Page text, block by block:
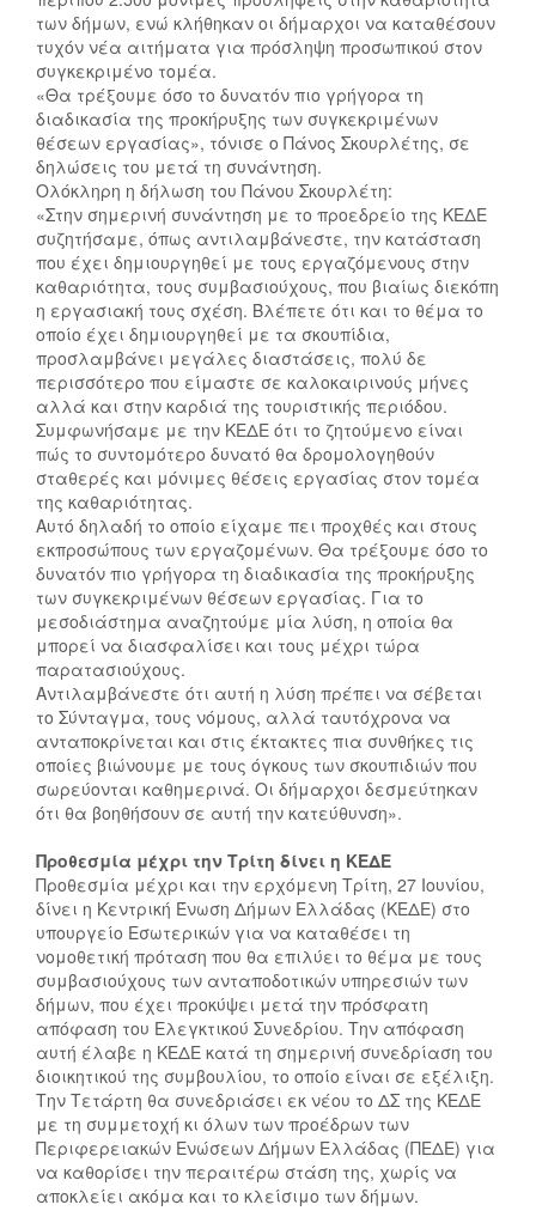
των δήμων, ενώ κλήθηκαν οι δήμαρχοι να καταθέσουν
τυχόν νέα αιτήματα για πρόσληψη προσωπικού στον
συγκεκριμένο τομέα.
«Θα τρέξουμε όσο το δυνατόν πιο γρήγορα τη
διαδικασία της προκήρυξης των συγκεκριμένων
θέσεων εργασίας», τόνισε ο Πάνος Σκουρλέτης, σε
δηλώσεις του μετά τη συνάντηση.
Ολόκληρη η δήλωση του Πάνου Σκουρλέτη:
«Στην σημερινή συνάντηση με το προεδρείο της ΚΕΔΕ
συζητήσαμε, όπως αντιλαμβάνεστε, την κατάσταση
που έχει δημιουργηθεί με τους εργαζόμενους στην
καθαριότητα, τους συμβασιούχους, που βιαίως διεκόπη
η εργασιακή τους σχέση. Βλέπετε ότι και το θέμα το
οποίο έχει δημιουργηθεί με τα σκουπίδια,
προσλαμβάνει μεγάλες διαστάσεις, πολύ δε
περισσότερο που είμαστε σε καλοκαιρινούς μήνες
αλλά και στην καρδιά της τουριστικής περιόδου.
Συμφωνήσαμε με την ΚΕΔΕ ότι το ζητούμενο είναι
πώς το συντομότερο δυνατό θα δρομολογηθούν
σταθερές και μόνιμες θέσεις εργασίας στον τομέα
της καθαριότητας.
Αυτό δηλαδή το οποίο είχαμε πει προχθές και στους
εκπροσώπους των εργαζομένων. Θα τρέξουμε όσο το
δυνατόν πιο γρήγορα τη διαδικασία της προκήρυξης
των συγκεκριμένων θέσεων εργασίας. Για το
μεσοδιάστημα αναζητούμε μία λύση, η οποία θα
μπορεί να διασφαλίσει και τους μέχρι τώρα
παρατασιούχους.
Αντιλαμβάνεστε ότι αυτή η λύση πρέπει να σέβεται
το Σύνταγμα, τους νόμους, αλλά ταυτόχρονα να
ανταποκρίνεται και στις έκτακτες πια συνθήκες τις
οποίες βιώνουμε με τους όγκους των σκουπιδιών που
σωρεύονται καθημερινά. Οι δήμαρχοι δεσμεύτηκαν
ότι θα βοηθήσουν σε αυτή την κατεύθυνση».
Προθεσμία μέχρι την Τρίτη δίνει η ΚΕΔΕ
Προθεσμία μέχρι και την ερχόμενη Τρίτη, 27 Ιουνίου,
δίνει η Κεντρική Ένωση Δήμων Ελλάδας (ΚΕΔΕ) στο
υπουργείο Εσωτερικών για να καταθέσει τη
νομοθετική πρόταση που θα επιλύει το θέμα με τους
συμβασιούχους των ανταποδοτικών υπηρεσιών των
δήμων, που έχει προκύψει μετά την πρόσφατη
απόφαση του Ελεγκτικού Συνεδρίου. Την απόφαση
αυτή έλαβε η ΚΕΔΕ κατά τη σημερινή συνεδρίαση του
διοικητικού της συμβουλίου, το οποίο είναι σε εξέλιξη.
Την Τετάρτη θα συνεδριάσει εκ νέου το ΔΣ της ΚΕΔΕ
με τη συμμετοχή κι όλων των προέδρων των
Περιφερειακών Ενώσεων Δήμων Ελλάδας (ΠΕΔΕ) για
να καθορίσει την περαιτέρω στάση της, χωρίς να
αποκλείει ακόμα και το κλείσιμο των δήμων.